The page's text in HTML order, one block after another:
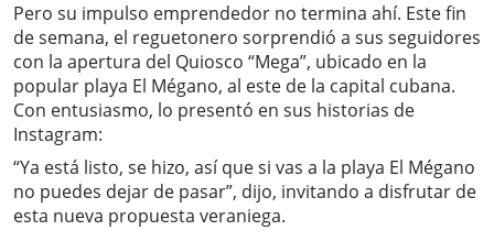
Pero su impulso emprendedor no termina ahí. Este fin
de semana, el reguetonero sorprendió a sus seguidores
con la apertura del Quiosco “Mega”, ubicado en la
popular playa El Mégano, al este de la capital cubana.
Con entusiasmo, lo presentó en sus historias de
Instagram:
“Ya está listo, se hizo, así que si vas a la playa El Mégano
no puedes dejar de pasar”, dijo, invitando a disfrutar de
esta nueva propuesta veraniega.